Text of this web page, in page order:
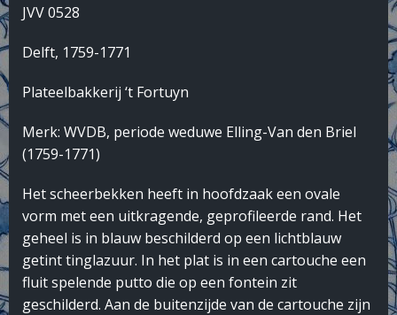
JVV 0528
Delft, 1759-1771
Plateelbakkerij ‘t Fortuyn
Merk: WVDB, periode weduwe Elling-Van den Briel
(1759-1771)
Het scheerbekken heeft in hoofdzaak een ovale
vorm met een uitkragende, geprofileerde rand. Het
geheel is in blauw beschilderd op een lichtblauw
getint tinglazuur. In het plat is in een cartouche een
fluit spelende putto die op een fontein zit
geschilderd. Aan de buitenzijde van de cartouche zijn